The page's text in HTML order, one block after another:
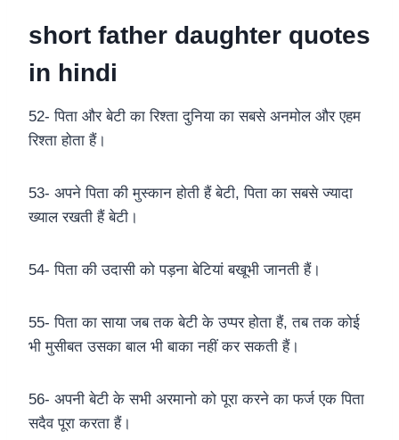
short father daughter quotes
in hindi
52- पिता और बेटी का रिश्ता दुनिया का सबसे अनमोल और एहम
रिश्ता होता हैं।
53- अपने पिता की मुस्कान होती हैं बेटी, पिता का सबसे ज्यादा
ख्याल रखती हैं बेटी।
54- पिता की उदासी को पड़ना बेटियां बखूभी जानती हैं।
55- पिता का साया जब तक बेटी के उप्पर होता हैं, तब तक कोई
भी मुसीबत उसका बाल भी बाका नहीं कर सकती हैं।
56- अपनी बेटी के सभी अरमानो को पूरा करने का फर्ज एक पिता
सदैव पूरा करता हैं।